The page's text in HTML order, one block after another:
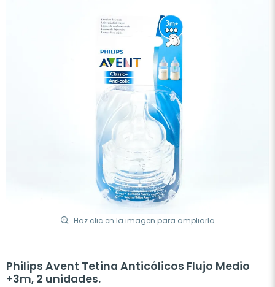
Haz clic en la imagen para ampliarla
Philips Avent Tetina Anticólicos Flujo Medio
+3m, 2 unidades.